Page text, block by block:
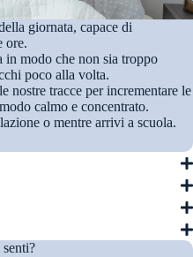
giornata, capace di
ore.
in modo che non sia troppo
poco alla volta.
nostre tracce per incrementare le
calmo e concentrato.
o mentre arrivi a scuola.